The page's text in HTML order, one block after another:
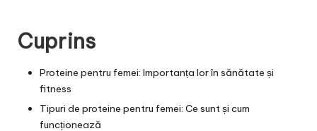
Cuprins
Proteine pentru femei: Importanța lor în sănătate și
fitness
Tipuri de proteine pentru femei: Ce sunt și cum
funcționează